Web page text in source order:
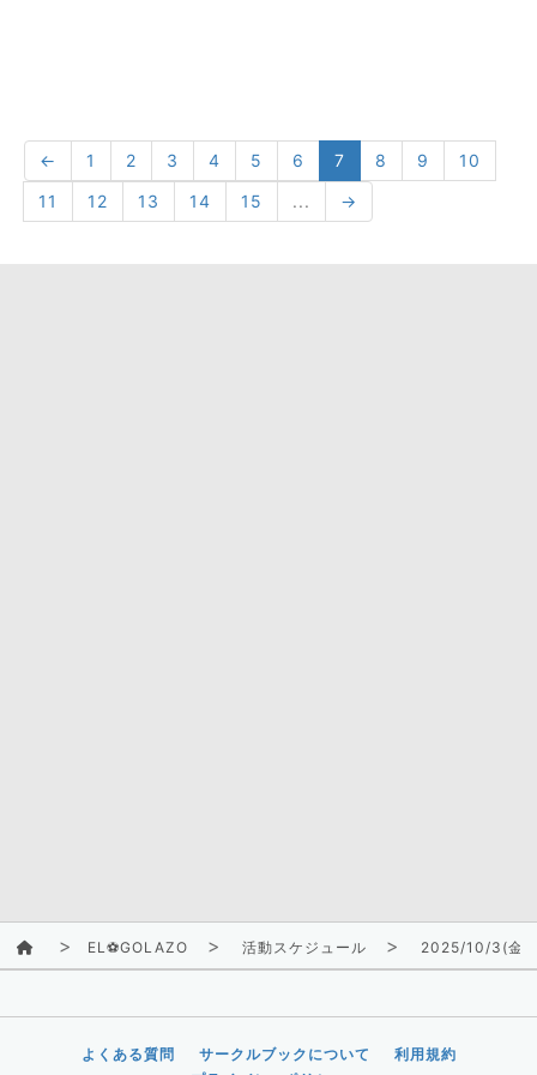
← 1 2 3 4 5 6 7 8 9
10
11
12 13 14 15 ... →
EL⚽GOLAZO 活動スケジュール 2025/10/3(金)
よくある質問 サークルブックについて
利用規約